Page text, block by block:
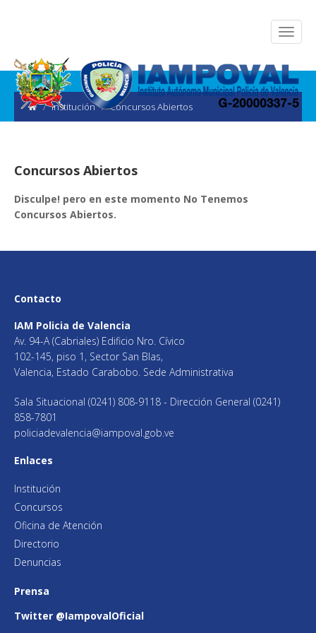
Institución Concursos Abiertos
Concursos Abiertos
Disculpe! pero en este momento No Tenemos
Concursos Abiertos.
Contacto
IAM Policia de Valencia
Av. 94-A (Cabriales) Edificio Nro. Cívico
102-145, piso 1, Sector San Blas,
Valencia, Estado Carabobo. Sede Administrativa
Sala Situacional (0241) 808-9118 - Dirección General (0241)
858-7801
policiadevalencia@iampoval.gob.ve
Enlaces
Institución
Concursos
Oficina de Atención
Directorio
Denuncias
Prensa
Twitter @IampovalOficial